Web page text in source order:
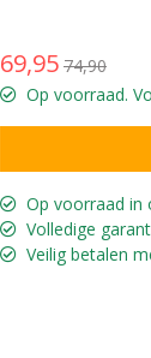
69,95 74,90
Op voorraad.
Op voorraad in
Volledige
Veilig betalen